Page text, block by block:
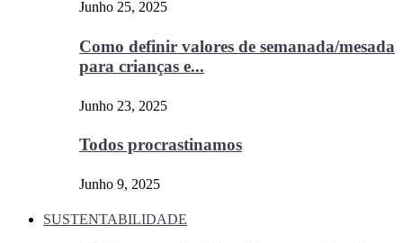
Junho 25, 2025
Como definir valores de semanada/mesada
para crianças e...
Junho 23, 2025
Todos procrastinamos
Junho 9, 2025
SUSTENTABILIDADE